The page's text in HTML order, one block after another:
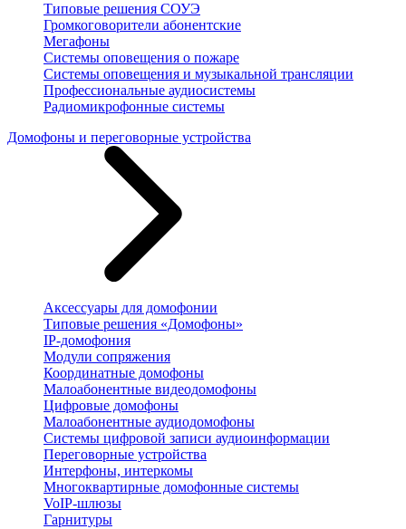
Типовые решения СОУЭ
Громкоговорители абонентские
Мегафоны
Системы оповещения о пожаре
Системы оповещения и музыкальной трансляции
Профессиональные аудиосистемы
Радиомикрофонные системы
Домофоны и переговорные устройства
Аксессуары для домофонии
Типовые решения «Домофоны»
IP-домофония
Модули сопряжения
Координатные домофоны
Малоабонентные видеодомофоны
Цифровые домофоны
Малоабонентные аудиодомофоны
Системы цифровой записи аудиоинформации
Переговорные устройства
Интерфоны, интеркомы
Многоквартирные домофонные системы
VoIP-шлюзы
Гарнитуры